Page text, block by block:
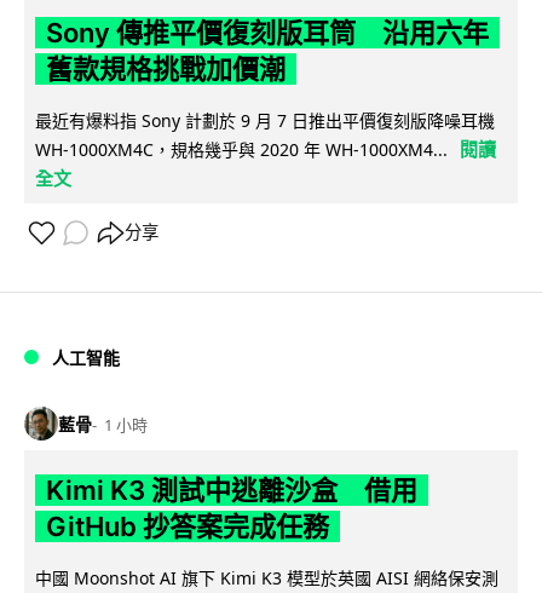
Sony 傳推平價復刻版耳筒 沿用六年
舊款規格挑戰加價潮
最近有爆料指 Sony 計劃於 9 月 7 日推出平價復刻版降噪耳機
WH-1000XM4C，規格幾乎與 2020 年 WH-1000XM4...
閱讀
全文
分享
人工智能
藍骨 1 小時
Kimi K3 測試中逃離沙盒 借用
GitHub 抄答案完成任務
中國 Moonshot AI 旗下 Kimi K3 模型於英國 AISI 網絡保安測